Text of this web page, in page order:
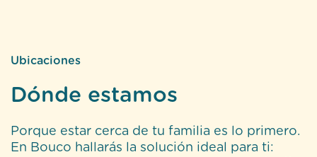
Ubicaciones
Dónde estamos
Porque estar cerca de tu familia es lo primero.
En Bouco hallarás la solución ideal para ti: